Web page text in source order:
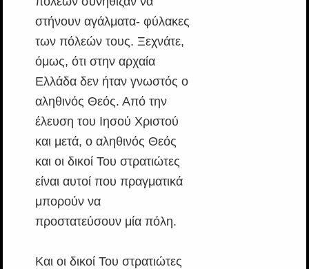
στήνουν αγάλματα- φύλακες
των πόλεών τους. Ξεχνάτε,
όμως, ότι στην αρχαία
Ελλάδα δεν ήταν γνωστός ο
αληθινός Θεός. Από την
έλευση του Ιησού Χριστού
και μετά, ο αληθινός Θεός
και οι δικοί Του στρατιώτες
είναι αυτοί που πραγματικά
μπορούν να
προστατεύσουν μία πόλη.
Και οι δικοί Του στρατιώτες